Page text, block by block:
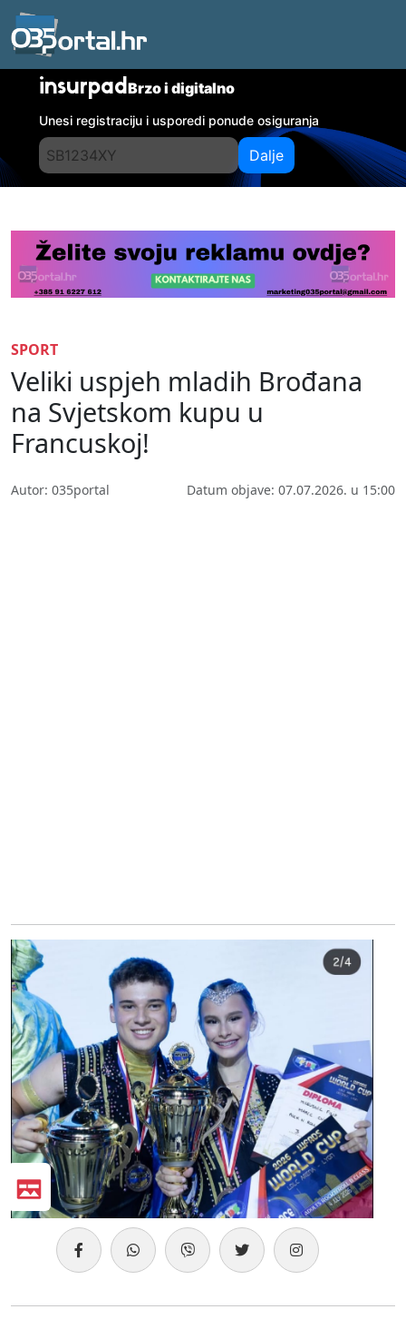
insurpadBrzo i digitalno
Unesi registraciju i usporedi ponude osiguranja
Dalje
SPORT
Veliki uspjeh mladih Brođana
na Svjetskom kupu u
Francuskoj!
Autor: 035portal Datum objave: 07.07.2026. u 15:00